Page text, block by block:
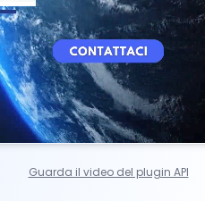
superato la Maturità in
Italia
Guarda il video del plugin API